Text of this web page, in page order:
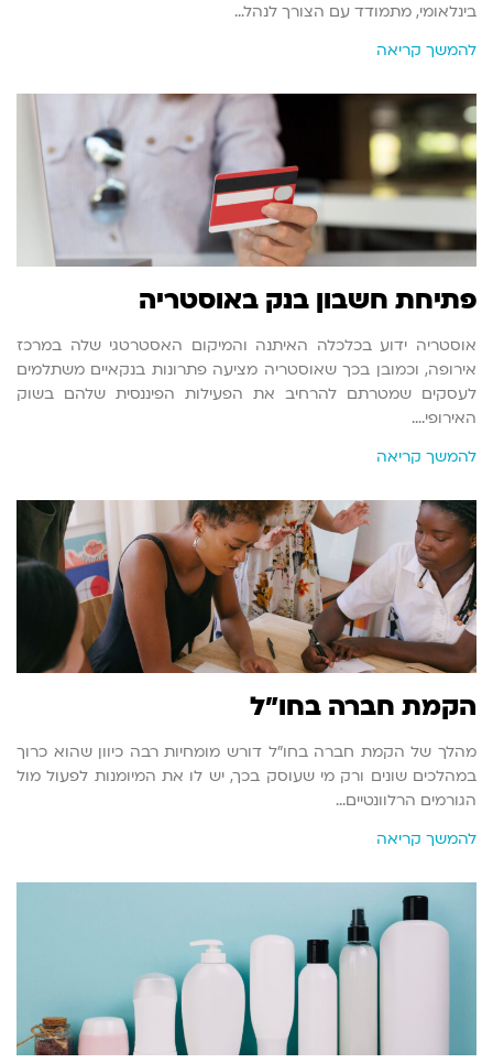
בינלאומי, מתמודד עם הצורך לנהל…
להמשך קריאה
פתיחת חשבון בנק באוסטריה
אוסטריה ידוע בכלכלה האיתנה והמיקום האסטרטגי שלה במרכז
אירופה, וכמובן בכך שאוסטריה מציעה פתרונות בנקאיים משתלמים
לעסקים שמטרתם להרחיב את הפעילות הפיננסית שלהם בשוק
האירופי.…
להמשך קריאה
הקמת חברה בחו"ל
מהלך של הקמת חברה בחו"ל דורש מומחיות רבה כיוון שהוא כרוך
במהלכים שונים ורק מי שעוסק בכך, יש לו את המיומנות לפעול מול
הגורמים הרלוונטיים…
להמשך קריאה